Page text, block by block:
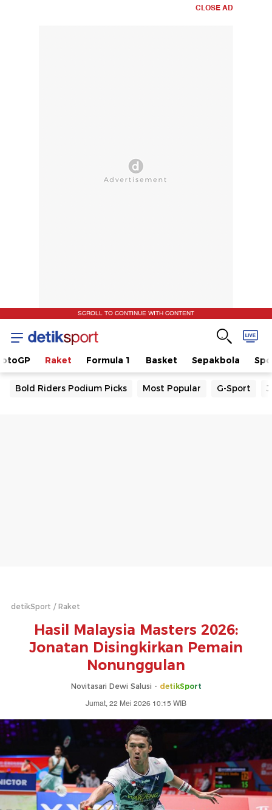
CLOSE AD
SCROLL TO CONTINUE WITH CONTENT
Raket Formula 1 Basket Sepakbola
Bold Riders Podium Picks Most Popular G-Sport
detikSport Raket
Hasil Malaysia Masters 2026:
Jonatan Disingkirkan Pemain
Nonunggulan
Novitasari Dewi Salusi - detikSport
Jumat, 22 Mei 2026 10:15 WIB